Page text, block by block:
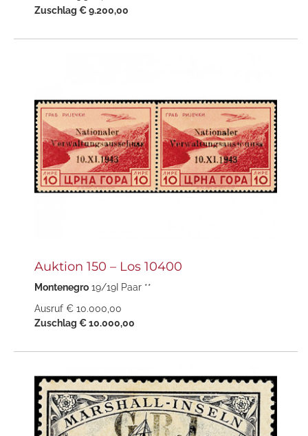
Zuschlag € 9.200,00
Auktion 150 – Los 10400
Montenegro 19/19I Paar **
Ausruf € 10.000,00
Zuschlag € 10.000,00